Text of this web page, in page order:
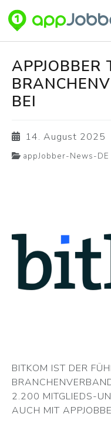
APPJOBBER
BEI
14. August 2025
appJobber-News-DE
BITKOM IST DER
2.200 MITGLIEDS-
AUCH MIT